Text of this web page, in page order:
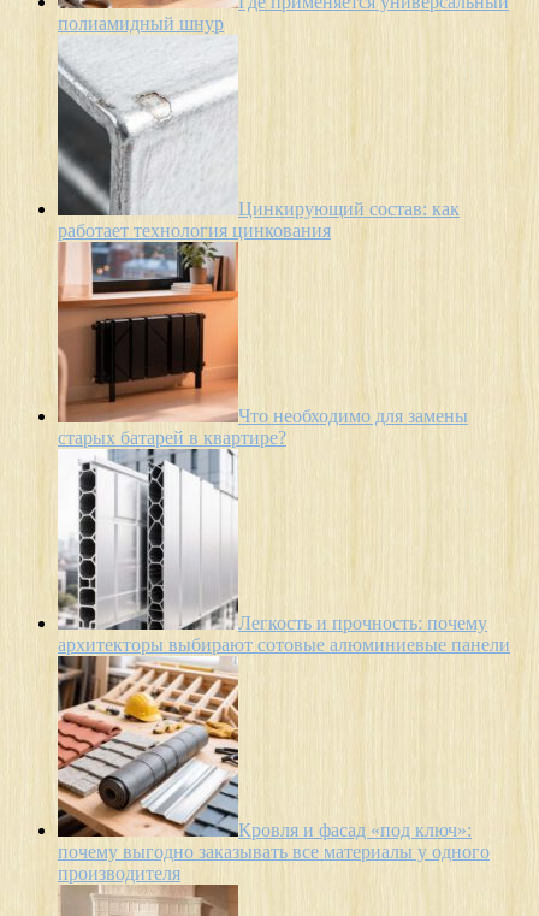
полиамидный шнур
Цинкирующий состав: как
работает технология цинкования
Что необходимо для замены
старых батарей в квартире?
Легкость и прочность: почему
архитекторы выбирают сотовые алюминиевые панели
Кровля и фасад «под ключ»:
почему выгодно заказывать все материалы у одного
производителя